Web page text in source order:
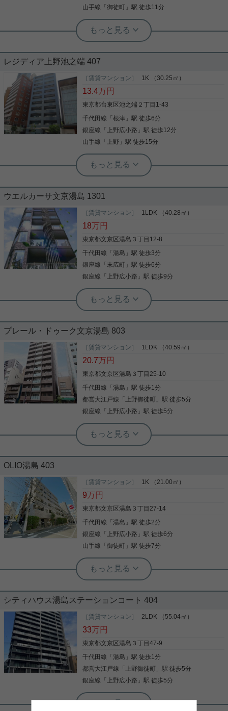
山手線 「御徒町 」駅 徒歩11分
実用春日ホーム 茗荷谷駅前センター 齊藤敏孝
エアコン バストイレ別 洗面所独立 玄
ます！ ☆良好な立地☆ ３駅２路線、いずれも徒歩１
０分以内利用可能！ 最寄りの湯島駅迄は徒歩４分の
近さです♪ ☆充実の室内設備☆ 便利なウォークイン
クローゼットや、三口ガスコンロが設置されていま
人気の角部屋で、築10年以内の綺麗な物件です！是
非お気軽にご連絡ください。 こだわりのある住まい
を探している方、当社にお任せしませんか？豊富な
賃貸情報と地域情報をご提供しておりますので、ご
安心していただけます♪ご要望やご不明な点など、お
気軽にご連絡ください(#^^#)
写真(9)
詳細を見る
レジディア上野池之端 407
［賃貸マンション］ 1K （30.25㎡）
13.4万円
東京都台東区池之端２丁目1-43
千代田線 「根津 」駅 徒歩6分
銀座線 「 上野広小路 」駅 徒歩12分
山手線 「 上野 」駅 徒歩15分
根津駅前センター（実用根津ホーム株式会社 根津駅前センター） スタ
ッフ小西
新生活にオススメ
すぐ目の前は不忍池 上野公園至近の人気高級賃貸マ
ンション 「レジディア上野池之端」 オートロック、
宅配ボックスをはじめ、 敷地内ゴミ捨て場など設備
充実 室内設備に関しましては ・バストイレ別、浴室
チンで料理好きの方にもおすすめ 現在お申し込み受
付中 内覧可能予定日など、詳細はお気軽にお問い合
わせくださいませ。
写真(9)
詳細を見る
ウエルカーサ文京湯島 1301
［賃貸マンション］ 1LDK （40.28㎡）
18万円
東京都文京区湯島３丁目12-8
千代田線 「湯島 」駅 徒歩3分
銀座線 「 末広町 」駅 徒歩6分
銀座線 「 上野広小路 」駅 徒歩9分
根津駅前センター（実用根津ホーム株式会社 根津駅前センター） スタ
ッフ小西
設備充実！築浅1LDK
湯島駅徒歩３分に立地する築浅部兼『ウエルカーサ
文京湯島』 とにかく設備面が充実しており、賃貸で
は珍しい床暖房まで完備！ 築浅・駅近・設備充実と
三拍子揃った物件となっております。 詳細はお気軽
写真(9)
詳細を見る
プレール・ドゥーク文京湯島 803
［賃貸マンション］ 1LDK （40.59㎡）
20.7万円
東京都文京区湯島３丁目25-10
千代田線 「湯島 」駅 徒歩1分
都営大江戸線 「 上野御徒町 」駅 徒歩5分
銀座線 「 上野広小路 」駅 徒歩5分
実用春日ホーム 本店 砂子-
クロゼット フローリング バストイレ別
ョンです。 東京メトロ千代田線・湯島駅より徒歩１
分です。 さらに都営大江戸線・上野御徒町駅や東京
メトロ銀座線・上野広小路駅などもご利用可能で、
交通の便が良好です。 防犯カメラ・オートロック・
ィ良好です！ インターネット月額基本使用料無料で
す！ ペット飼育相談可！（小型犬又は猫一匹） 是非
お問合せください！
写真(9)
詳細を見る
OLIO湯島 403
［賃貸マンション］ 1K （21.00㎡）
9万円
東京都文京区湯島３丁目27-14
千代田線 「湯島 」駅 徒歩2分
銀座線 「 上野広小路 」駅 徒歩6分
山手線 「御徒町 」駅 徒歩7分
後楽園店（実用後楽園ホーム株式会社） 志熊威望
【１K】バストイレ別・駅チカ分譲マ
能なアクセス抜群のマンション「OLIO湯島」のご紹
介です(^o^)/ 今回ご紹介するお部屋は6階、東向きの
１Kです！ シンプル且つコンパクトな間取りです
が、 ・バストイレ別 ・クローゼット ・シューズ
す！ また、モニター付きオートロックになってお
り、 女性の一人暮らしも安心です♪ ご連絡お待ちし
ております！
写真(9)
詳細を見る
シティハウス湯島ステーションコート 404
［賃貸マンション］ 2LDK （55.04㎡）
33万円
東京都文京区湯島３丁目47-9
千代田線 「湯島 」駅 徒歩1分
都営大江戸線 「 上野御徒町 」駅 徒歩5分
銀座線 「 上野広小路 」駅 徒歩5分
根津駅前センター（実用根津ホーム株式会社 根津駅前センター） スタ
ッフ小西